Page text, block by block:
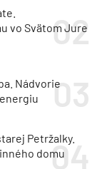
vo Svätom Jure
Nádvorie
Petržalky.
domu